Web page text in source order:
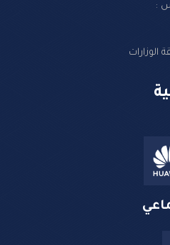
:
الوزارات